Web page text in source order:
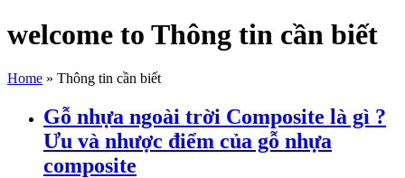
welcome to Thông tin cần biết
Home » Thông tin cần biết
Gỗ nhựa ngoài trời Composite là gì ?
Ưu và nhược điểm của gỗ nhựa
composite